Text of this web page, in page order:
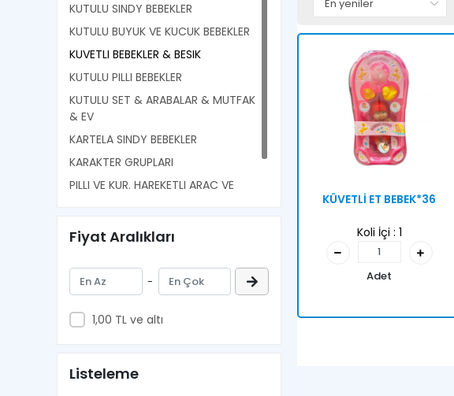
KUTULU SINDY BEBEKLER
KUTULU BUYUK VE KUCUK BEBEKLER
KUVETLI BEBEKLER & BESIK
KUTULU PILLI BEBEKLER
KUTULU SET & ARABALAR & MUTFAK
& EV
KARTELA SINDY BEBEKLER
KARAKTER GRUPLARI
PILLI VE KUR. HAREKETLI ARAC VE
Fiyat Aralıkları
-
1,00 TL ve altı
Listeleme
KÜVETLİ ET BEBEK*36
Koli İçi : 1
Adet